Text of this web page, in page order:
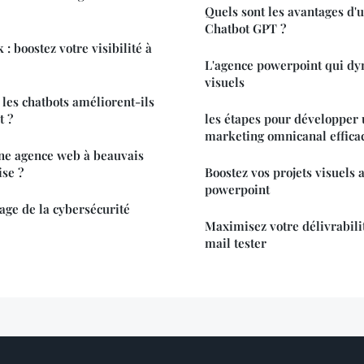
boostez votre visibilité à
chatbots améliorent-ils
?
agence web à beauvais
?
de la cybersécurité
Quels sont les avantages
Chatbot GPT ?
L'agence powerpoint qui
visuels
les étapes pour développer
marketing omnicanal
Boostez vos projets visuels
powerpoint
Maximisez votre
mail tester